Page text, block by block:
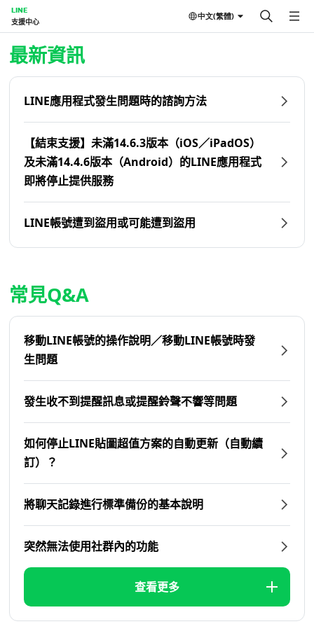
LINE
支援中心
中文(繁體)
首頁 | LINE支援中心
最新資訊
LINE應用程式發生問題時的諮詢方法
【結束支援】未滿14.6.3版本（iOS／iPadOS）
及未滿14.4.6版本（Android）的LINE應用程式
即將停止提供服務
LINE帳號遭到盜用或可能遭到盜用
常見Q&A
移動LINE帳號的操作說明／移動LINE帳號時發
生問題
發生收不到提醒訊息或提醒鈴聲不響等問題
如何停止LINE貼圖超值方案的自動更新（自動續
訂）？
將聊天記錄進行標準備份的基本說明
突然無法使用社群內的功能
查看更多